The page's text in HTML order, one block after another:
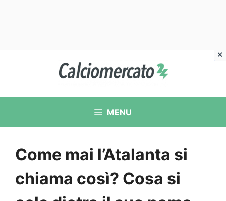
contenuto
MENU
Come mai l’Atalanta si
chiama così? Cosa si